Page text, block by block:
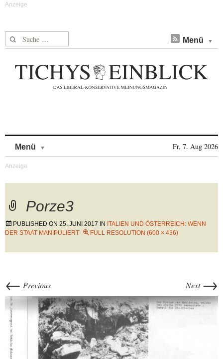
Suche nach: Menü
Menü Fr, 7. Aug 2026
Porze3
PUBLISHED ON 25. JUNI 2017 IN ITALIEN UND ÖSTERREICH: WENN
DER STAAT MANIPULIERT
FULL RESOLUTION (600 × 436)
← Previous Next →